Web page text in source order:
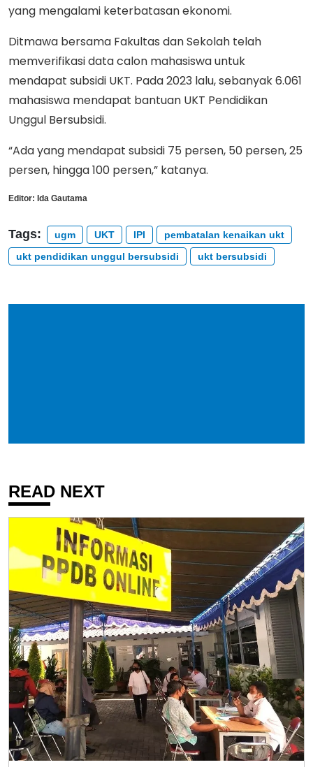
yang mengalami keterbatasan ekonomi.
Ditmawa bersama Fakultas dan Sekolah telah
memverifikasi data calon mahasiswa untuk
mendapat subsidi UKT. Pada 2023 lalu, sebanyak 6.061
mahasiswa mendapat bantuan UKT Pendidikan
Unggul Bersubsidi.
“Ada yang mendapat subsidi 75 persen, 50 persen, 25
persen, hingga 100 persen,” katanya.
Editor: Ida Gautama
Tags: ugm UKT IPI
pembatalan kenaikan ukt
ukt pendidikan unggul bersubsidi
ukt bersubsidi
READ NEXT